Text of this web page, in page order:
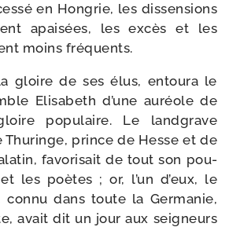
en Hongrie, les dis­sen­sions
apai­sées, les excès et les
moins fréquents.
gloire de ses élus, entou­ra le
Elisabeth d’une auréole de
popu­laire. Le land­grave
Thuringe, prince de Hesse et de
favo­ri­sait de tout son pou­
les poètes ; or, l’un d’eux, le
connu dans toute la Germanie,
avait dit un jour aux sei­gneurs